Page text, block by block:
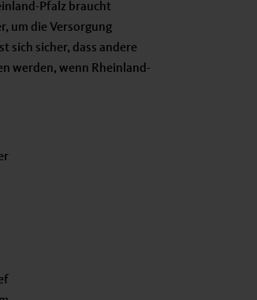
Pfalz braucht
um die Versorgung
sich sicher, dass andere
werden, wenn Rheinland-